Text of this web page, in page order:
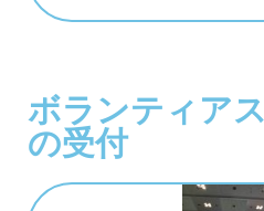
ボランティア
の受付